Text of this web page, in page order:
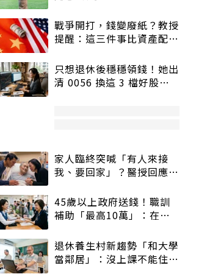
戰爭開打，錢變廢紙？教授
提醒：這三件事比資產配置
只想退休後穩穩領錢！她出
清 0056 換這 3 檔好股：
家人臨終突喊「有人來接
我、要回家」？醫授回應方
45歲以上政府送錢！職訓
補助「最高10萬」：在
退休養生村新趨勢「和大學
當鄰居」：沒上課不能住、